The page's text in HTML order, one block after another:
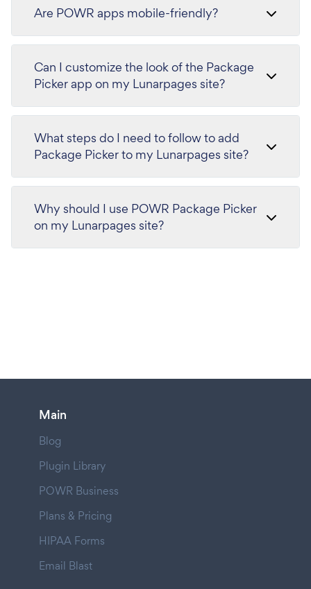
Are POWR apps mobile-friendly?
Can I customize the look of the Package
Picker app on my Lunarpages site?
What steps do I need to follow to add
Package Picker to my Lunarpages site?
Why should I use POWR Package Picker
on my Lunarpages site?
Main
Blog
Plugin Library
POWR Business
Plans & Pricing
HIPAA Forms
Email Blast